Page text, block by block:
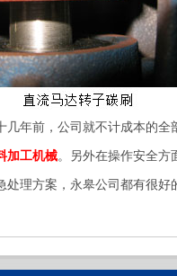
几年前，公司就不计成本的全
加工机械。另外在操作安全方
处理方案，永皋公司都有很好